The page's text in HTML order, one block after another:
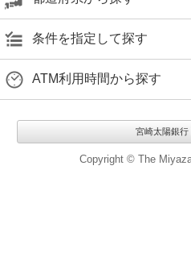
条件を指定して探す
ATM利用時間から探す
宮崎太陽銀行
Copyright © The